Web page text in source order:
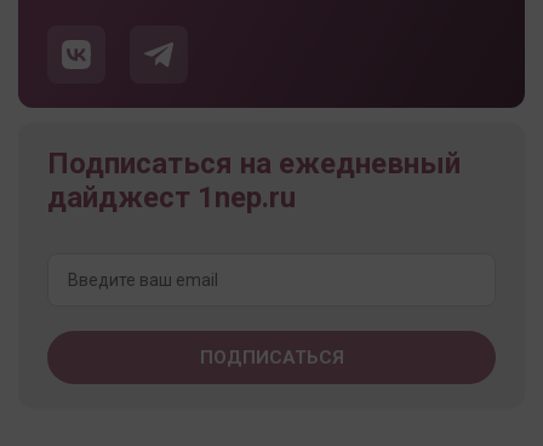
Подписаться на ежедневный
дайджест 1nep.ru